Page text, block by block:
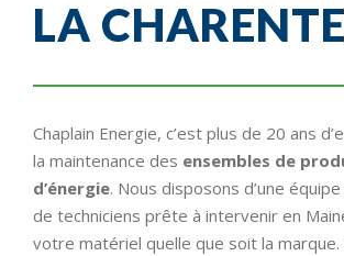
LA CHARENTE
Chaplain Energie, c’est plus de 20 ans
la maintenance des ensembles de
d’énergie. Nous disposons d’une
de techniciens prête à intervenir en
votre matériel quelle que soit la marque.